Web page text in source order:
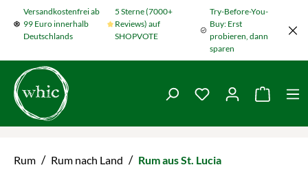
Zum Hauptinhalt springen
Versandkostenfrei ab
99 Euro innerhalb
Deutschlands
5 Sterne (7000+
Reviews) auf
SHOPVOTE
Try-Before-You-
Buy: Erst
probieren, dann
sparen
Du hast 0
Rum / Rum nach Land / Rum aus St. Lucia